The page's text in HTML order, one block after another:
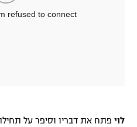
לוי פתח את דבריו וסיפר על